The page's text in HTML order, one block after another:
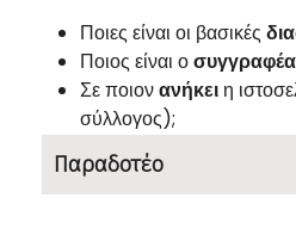
Ποιες είναι οι βασικές
Ποιος είναι ο
Σε ποιονανήκει η
σύλλογος);
Παραδοτέο